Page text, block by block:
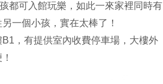
都可入館玩樂，如此一來家裡同時有
一個小孩，實在太棒了！
，有提供室內收費停車場，大樓外